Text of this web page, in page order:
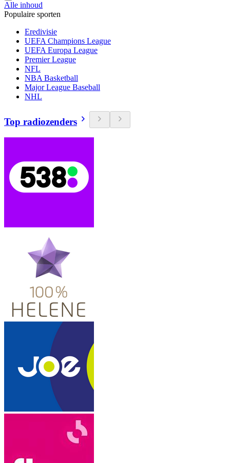
Alle inhoud
Populaire sporten
Eredivisie
UEFA Champions League
UEFA Europa League
Premier League
NFL
NBA Basketball
Major League Baseball
NHL
Top radiozenders